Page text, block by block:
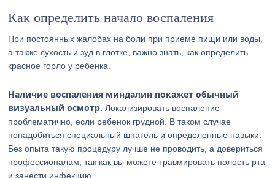
Как определить начало воспаления
При постоянных жалобах на боли при приеме пищи или воды,
а также сухость и зуд в глотке, важно знать, как определить
красное горло у ребенка.
Наличие воспаления миндалин покажет обычный
визуальный осмотр. Локализировать воспаление
проблематично, если ребенок грудной. В таком случае
понадобиться специальный шпатель и определенные навыки.
Без опыта такую процедуру лучше не проводить, а довериться
профессионалам, так как вы можете травмировать полость рта
и занести инфекцию.